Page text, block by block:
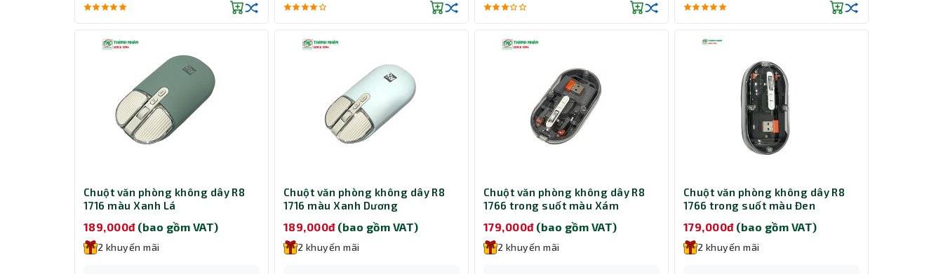
Chuột văn phòng không dây R8
1716 màu Xanh Lá
189,000đ (bao gồm VAT)
2 khuyến mãi
Chuột văn phòng không dây R8
1716 màu Xanh Dương
189,000đ (bao gồm VAT)
2 khuyến mãi
Chuột văn phòng không dây R8
1766 trong suốt màu Xám
179,000đ (bao gồm VAT)
2 khuyến mãi
Chuột văn phòng không dây R8
1766 trong suốt màu Đen
179,000đ (bao gồm VAT)
2 khuyến mãi